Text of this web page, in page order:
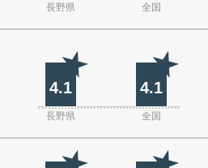
長野県 全国
4.1 4.1
長野県 全国